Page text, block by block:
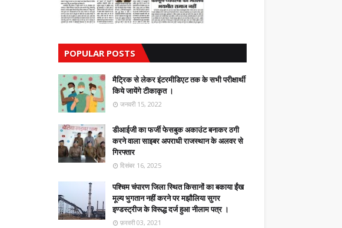
POPULAR POSTS
मैट्रिक से लेकर इंटरमीडिएट तक के सभी परीक्षार्थी
किये जायेंगे टीकाकृत ।
जनवरी 15, 2022
डीआईजी का फर्जी फेसबुक अकाउंट बनाकर ठगी
करने वाला साइबर अपराधी राजस्थान के अलवर से
गिरफ्तार
दिसंबर 16, 2025
पश्चिम चंपारण जिला स्थित किसानों का बकाया ईंख
मूल्य भुगतान नहीं करने पर मझौलिया सुगर
इण्डस्ट्रीज के विरूद्ध दर्ज हुआ नीलाम पत्र ।
फ़रवरी 03, 2021